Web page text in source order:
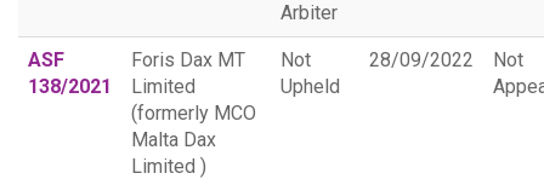
Arbiter
ASF
138/2021
Foris Dax MT
Limited
(formerly MCO
Malta Dax
Limited )
Not
Upheld
28/09/2022
Not